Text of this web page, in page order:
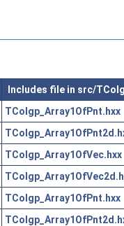
Includes file in src/
TColgp_Array1OfPnt.hxx
TColgp_Array1OfVec.hxx
TColgp_Array1OfPnt.hxx